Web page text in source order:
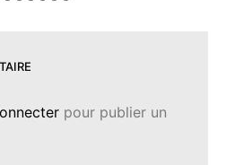
pour publier un